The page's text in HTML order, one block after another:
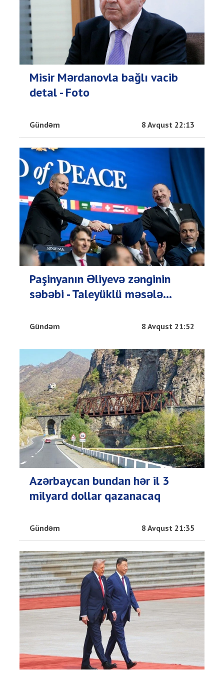
Misir Mərdanovla bağlı vacib
detal - Foto
Gündəm 8 Avqust 22:13
Paşinyanın Əliyevə zənginin
səbəbi - Taleyüklü məsələ...
Gündəm 8 Avqust 21:52
Azərbaycan bundan hər il 3
milyard dollar qazanacaq
Gündəm 8 Avqust 21:35